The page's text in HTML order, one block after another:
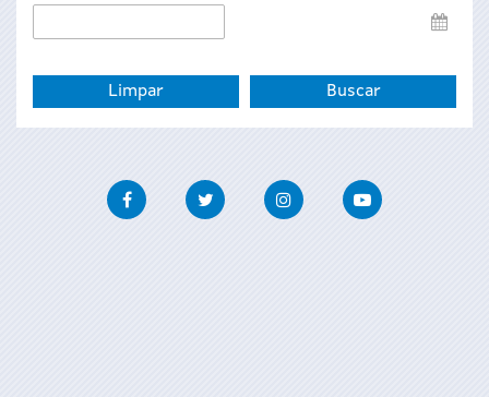
de
FacebookTwitter InstagramYoutube